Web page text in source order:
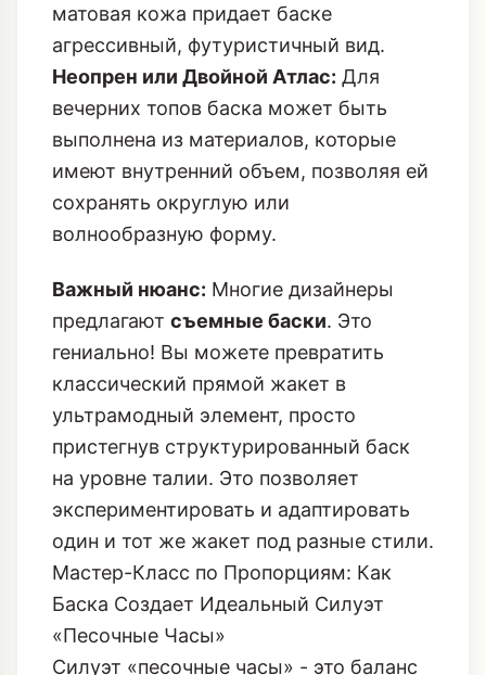
матовая кожа придает баске
агрессивный, футуристичный вид.
Неопрен или Двойной Атлас: Для
вечерних топов баска может быть
выполнена из материалов, которые
имеют внутренний объем, позволяя ей
сохранять округлую или
волнообразную форму.
Важный нюанс: Многие дизайнеры
предлагают съемные баски. Это
гениально! Вы можете превратить
классический прямой жакет в
ультрамодный элемент, просто
пристегнув структурированный баск
на уровне талии. Это позволяет
экспериментировать и адаптировать
один и тот же жакет под разные стили.
Мастер-Класс по Пропорциям: Как
Баска Создает Идеальный Силуэт
«Песочные Часы»
Силуэт «песочные часы» - это баланс